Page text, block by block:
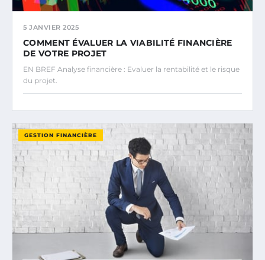
5 JANVIER 2025
COMMENT ÉVALUER LA VIABILITÉ FINANCIÈRE
DE VOTRE PROJET
EN BREF Analyse financière : Evaluer la rentabilité et le risque
du projet.
GESTION FINANCIÈRE